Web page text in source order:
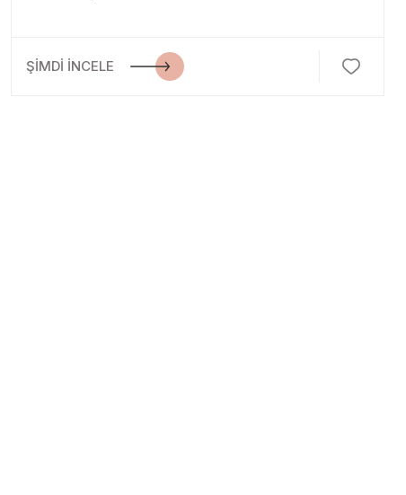
ŞİMDİ İNCELE